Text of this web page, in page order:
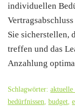
individuellen
Sie sicherstellen,
treffen und das
Anzahlung
Schlagwörter: aktuelle
bedürfnissen budget